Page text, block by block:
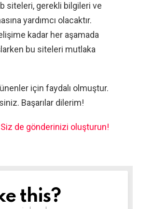
siteleri, gerekli bilgileri ve
yardımcı olacaktır.
kadar her aşamada
bu siteleri mutlaka
için faydalı olmuştur.
Başarılar dilerim!
Siz de gönderinizi oluşturun!
this?